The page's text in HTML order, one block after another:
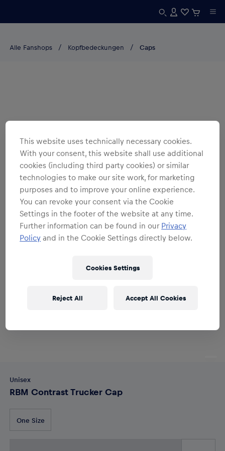
Alle Fanshops Kopfbedeckungen Caps
Unisex
RBM Contrast Trucker Cap
One Size
This website uses technically necessary cookies.
With your consent, this website shall use additional
cookies (including third party cookies) or similar
technologies to make our site work, for marketing
purposes and to improve your online experience.
You can revoke your consent via the Cookie
Settings in the footer of the website at any time.
Further information can be found in our Privacy
Policy and in the Cookie Settings directly below.
Cookies Settings
Reject All Accept All Cookies